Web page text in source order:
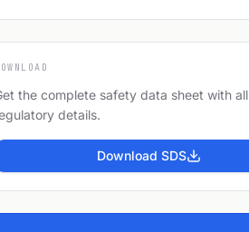
the complete safety data sheet with all
details.
Download SDS